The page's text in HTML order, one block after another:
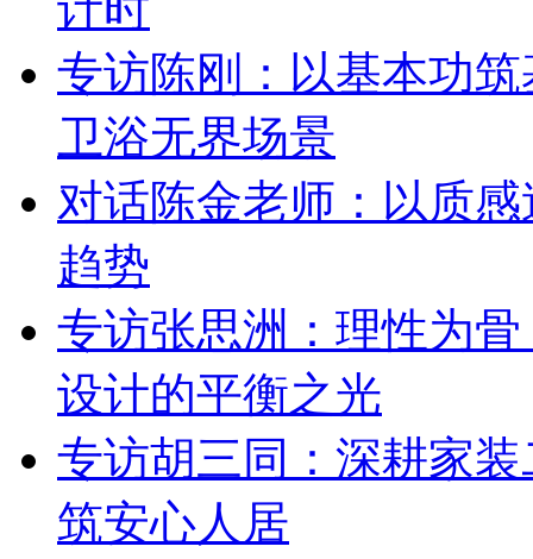
专访陈刚：以基本功
卫浴无界场景
对话陈金老师：以质
趋势
专访张思洲：理性为
设计的平衡之光
专访胡三同：深耕家
筑安心人居